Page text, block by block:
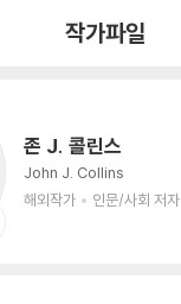
작가파일
존 J. 콜린스
John J. Collins
해외작가
인문/사회 저자
인문/사회 저자